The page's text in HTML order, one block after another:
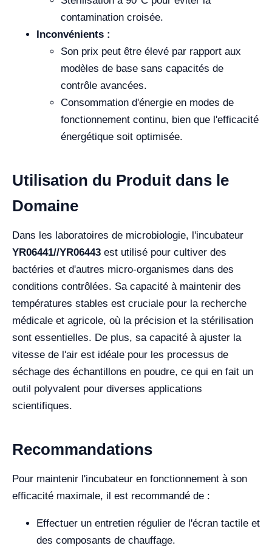
contamination croisée.
Inconvénients :
Son prix peut être élevé par rapport aux
modèles de base sans capacités de
contrôle avancées.
Consommation d'énergie en modes de
fonctionnement continu, bien que l'efficacité
énergétique soit optimisée.
Utilisation du Produit dans le
Domaine
Dans les laboratoires de microbiologie, l'incubateur
YR06441//YR06443 est utilisé pour cultiver des
bactéries et d'autres micro-organismes dans des
conditions contrôlées. Sa capacité à maintenir des
températures stables est cruciale pour la recherche
médicale et agricole, où la précision et la stérilisation
sont essentielles. De plus, sa capacité à ajuster la
vitesse de l'air est idéale pour les processus de
séchage des échantillons en poudre, ce qui en fait un
outil polyvalent pour diverses applications
scientifiques.
Recommandations
Pour maintenir l'incubateur en fonctionnement à son
efficacité maximale, il est recommandé de :
Effectuer un entretien régulier de l'écran tactile et
des composants de chauffage.